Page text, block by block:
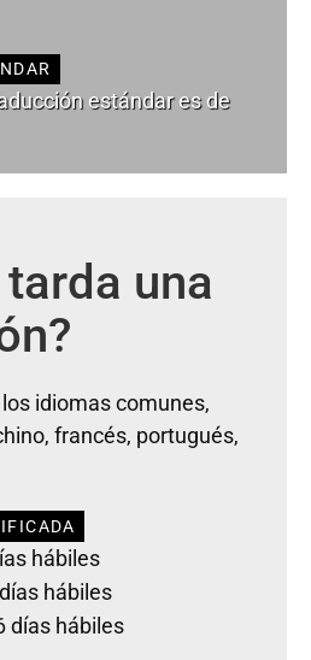
estándar es de
una
idiomas comunes,
francés, portugués,
hábiles
hábiles
días hábiles